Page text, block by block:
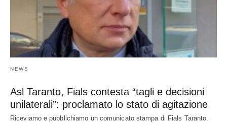
NEWS
Asl Taranto, Fials contesta “tagli e decisioni
unilaterali”: proclamato lo stato di agitazione
Riceviamo e pubblichiamo un comunicato stampa di Fials Taranto.